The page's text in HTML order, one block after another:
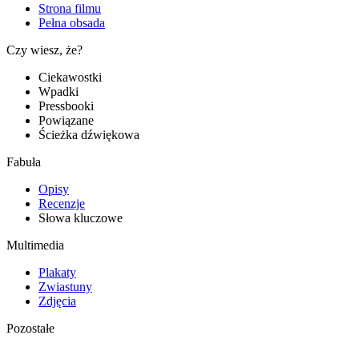
Strona filmu
Pełna obsada
Czy wiesz, że?
Ciekawostki
Wpadki
Pressbooki
Powiązane
Ścieżka dźwiękowa
Fabuła
Opisy
Recenzje
Słowa kluczowe
Multimedia
Plakaty
Zwiastuny
Zdjęcia
Pozostałe